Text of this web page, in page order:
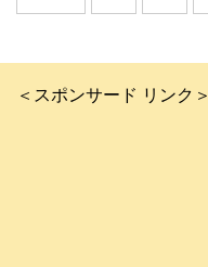
＜スポンサード リンク＞